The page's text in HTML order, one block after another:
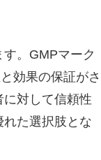
。GMPマーク
効果の保証がさ
対して信頼性
た選択肢とな